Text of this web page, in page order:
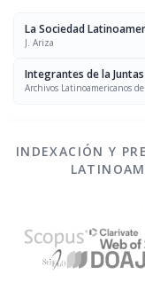
La Sociedad
J. Ariza
Integrantes de la
Archivos Latinoamericanos
INDEXACIÓN Y